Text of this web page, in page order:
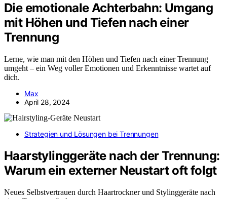
Die emotionale Achterbahn: Umgang
mit Höhen und Tiefen nach einer
Trennung
Lerne, wie man mit den Höhen und Tiefen nach einer Trennung
umgeht – ein Weg voller Emotionen und Erkenntnisse wartet auf
dich.
Max
April 28, 2024
Strategien und Lösungen bei Trennungen
Haarstylinggeräte nach der Trennung:
Warum ein externer Neustart oft folgt
Neues Selbstvertrauen durch Haartrockner und Stylinggeräte nach